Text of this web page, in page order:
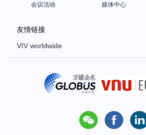
会议活动 媒体中心
友情链接
VIV worldwide
Poultry Africa
 